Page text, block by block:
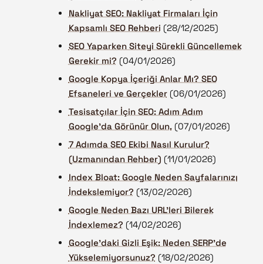
Nakliyat SEO: Nakliyat Firmaları İçin
Kapsamlı SEO Rehberi (28/12/2025)
SEO Yaparken Siteyi Sürekli Güncellemek
Gerekir mi? (04/01/2026)
Google Kopya İçeriği Anlar Mı? SEO
Efsaneleri ve Gerçekler (06/01/2026)
Tesisatçılar İçin SEO: Adım Adım
Google'da Görünür Olun. (07/01/2026)
7 Adımda SEO Ekibi Nasıl Kurulur?
(Uzmanından Rehber) (11/01/2026)
Index Bloat: Google Neden Sayfalarınızı
İndekslemiyor? (13/02/2026)
Google Neden Bazı URL’leri Bilerek
İndexlemez? (14/02/2026)
Google’daki Gizli Eşik: Neden SERP'de
Yükselemiyorsunuz? (18/02/2026)